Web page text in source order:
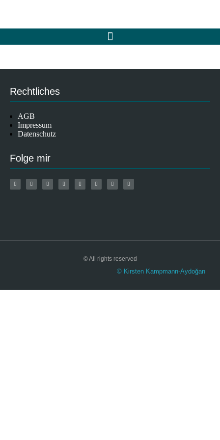
Rechtliches
AGB
Impressum
Datenschutz
Folge mir
© All rights reserved
© Kirsten Kampmann-Aydoğan